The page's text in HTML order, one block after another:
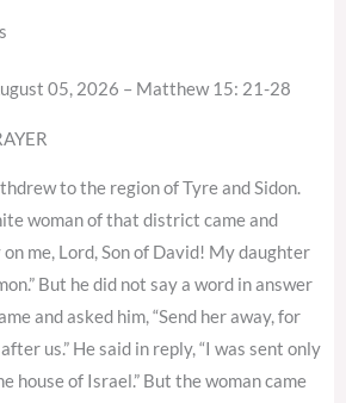
05, 2026 – Matthew 15: 21-28
to the region of Tyre and Sidon.
woman of that district came and
me, Lord, Son of David! My daughter
But he did not say a word in answer
and asked him, “Send her away, for
us.” He said in reply, “I was sent only
house of Israel.” But the woman came